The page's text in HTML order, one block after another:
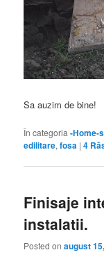
Sa auzim de bine!
În categoria -Home-
edilitare,fosa |4
Finisaje
instalatii.
Posted onaugust